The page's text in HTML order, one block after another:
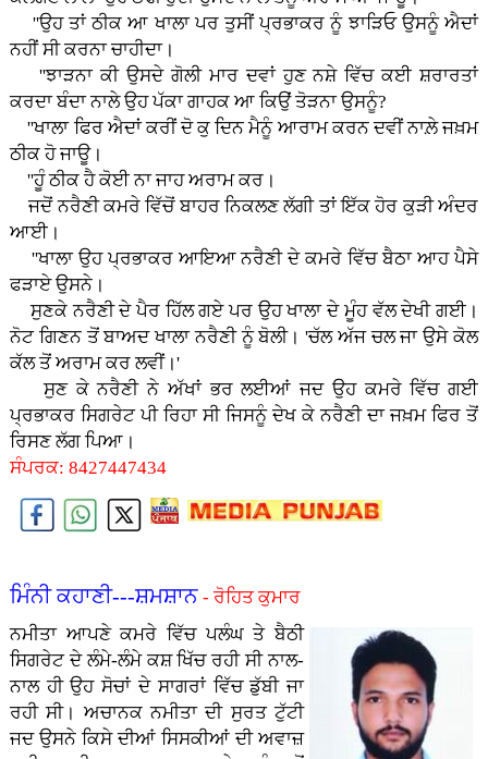
''ਉਹ ਤਾਂ ਠੀਕ ਆ ਖਾਲਾ ਪਰ ਤੁਸੀਂ ਪ੍ਰਭਾਕਰ ਨੂੰ ਝਾੜਿਓ ਉਸਨੂੰ ਐਦਾਂ
ਨਹੀਂ ਸੀ ਕਰਨਾ ਚਾਹੀਦਾ।
''ਝਾੜਨਾ ਕੀ ਉਸਦੇ ਗੋਲੀ ਮਾਰ ਦਵਾਂ ਹੁਣ ਨਸ਼ੇ ਵਿੱਚ ਕਈ ਸ਼ਰਾਰਤਾਂ
ਕਰਦਾ ਬੰਦਾ ਨਾਲੇ ਉਹ ਪੱਕਾ ਗਾਹਕ ਆ ਕਿਉਂ ਤੋੜਨਾ ਉਸਨੂੰ?
''ਖਾਲਾ ਫਿਰ ਐਦਾਂ ਕਰੀਂ ਦੋ ਕੁ ਦਿਨ ਮੈਨੂੰ ਆਰਾਮ ਕਰਨ ਦਵੀਂ ਨਾਲ਼ੇ ਜਖ਼ਮ
ਠੀਕ ਹੋ ਜਾਊ।
''ਹੂੰ ਠੀਕ ਹੈ ਕੋਈ ਨਾ ਜਾਹ ਅਰਾਮ ਕਰ।
ਜਦੋਂ ਨਰੈਣੀ ਕਮਰੇ ਵਿੱਚੋਂ ਬਾਹਰ ਨਿਕਲਣ ਲੱਗੀ ਤਾਂ ਇੱਕ ਹੋਰ ਕੁੜੀ ਅੰਦਰ
ਆਈ।
''ਖਾਲਾ ਉਹ ਪ੍ਰਭਾਕਰ ਆਇਆ ਨਰੈਣੀ ਦੇ ਕਮਰੇ ਵਿੱਚ ਬੈਠਾ ਆਹ ਪੈਸੇ
ਫੜਾਏ ਉਸਨੇ।
ਸੁਣਕੇ ਨਰੈਣੀ ਦੇ ਪੈਰ ਹਿੱਲ ਗਏ ਪਰ ਉਹ ਖਾਲਾ ਦੇ ਮੂੰਹ ਵੱਲ ਦੇਖੀ ਗਈ।
ਨੋਟ ਗਿਣਨ ਤੋਂ ਬਾਅਦ ਖਾਲਾ ਨਰੈਣੀ ਨੂੰ ਬੋਲੀ। 'ਚੱਲ ਅੱਜ ਚਲ ਜਾ ਉਸੇ ਕੋਲ
ਕੱਲ ਤੋਂ ਅਰਾਮ ਕਰ ਲਵੀਂ।'
ਸੁਣ ਕੇ ਨਰੈਣੀ ਨੇ ਅੱਖਾਂ ਭਰ ਲਈਆਂ ਜਦ ਉਹ ਕਮਰੇ ਵਿੱਚ ਗਈ
ਪ੍ਰਭਾਕਰ ਸਿਗਰੇਟ ਪੀ ਰਿਹਾ ਸੀ ਜਿਸਨੂੰ ਦੇਖ ਕੇ ਨਰੈਣੀ ਦਾ ਜਖ਼ਮ ਫਿਰ ਤੋਂ
ਰਿਸਣ ਲੱਗ ਪਿਆ।
ਸੰਪਰਕ: 8427447434
ਮਿੰਨੀ ਕਹਾਣੀ---ਸ਼ਮਸ਼ਾਨ - ਰੋਹਿਤ ਕੁਮਾਰ
ਨਮੀਤਾ ਆਪਣੇ ਕਮਰੇ ਵਿੱਚ ਪਲੰਘ ਤੇ ਬੈਠੀ
ਸਿਗਰੇਟ ਦੇ ਲੰਮੇ-ਲੰਮੇ ਕਸ਼ ਖਿੱਚ ਰਹੀ ਸੀ ਨਾਲ-
ਨਾਲ ਹੀ ਉਹ ਸੋਚਾਂ ਦੇ ਸਾਗਰਾਂ ਵਿੱਚ ਡੁੱਬੀ ਜਾ
ਰਹੀ ਸੀ। ਅਚਾਨਕ ਨਮੀਤਾ ਦੀ ਸੁਰਤ ਟੁੱਟੀ
ਜਦ ਉਸਨੇ ਕਿਸੇ ਦੀਆਂ ਸਿਸਕੀਆਂ ਦੀ ਅਵਾਜ਼